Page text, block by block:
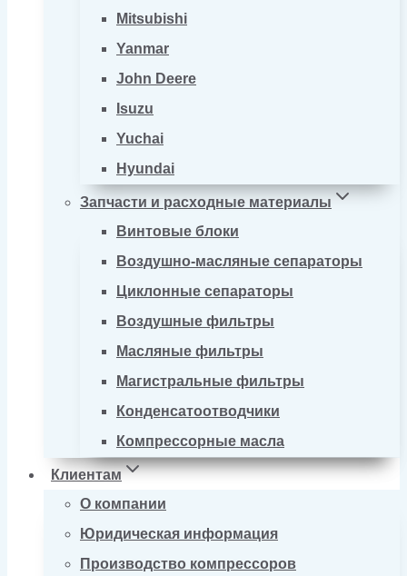
Mitsubishi
Yanmar
John Deere
Isuzu
Yuchai
Hyundai
Запчасти и расходные материалы
Винтовые блоки
Воздушно-масляные сепараторы
Циклонные сепараторы
Воздушные фильтры
Масляные фильтры
Магистральные фильтры
Конденсатоотводчики
Компрессорные масла
Клиентам
О компании
Юридическая информация
Производство компрессоров